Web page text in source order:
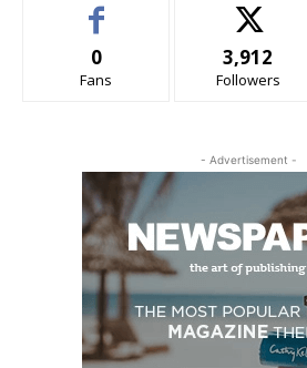
0
Fans
3,912
Followers
- Advertisement -